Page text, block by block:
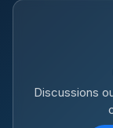
Discussions